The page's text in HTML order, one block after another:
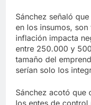
Sánchez señaló
en los insumos,
inflación impacta
entre 250.000 y
tamaño del
serían solo los
Sánchez acotó que